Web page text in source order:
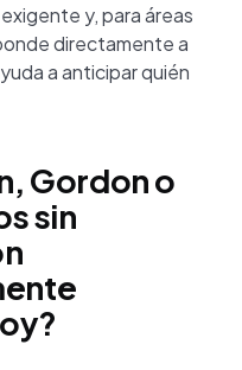
y, para áreas
directamente a
a anticipar quién
Gordon o
sin